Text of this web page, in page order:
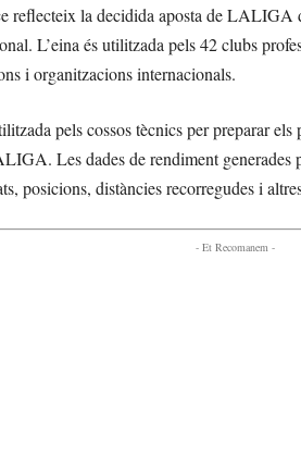
reflecteix la decidida aposta de LALIGA
L’eina és utilitzada pels 42 clubs
i organitzacions internacionals.
pels cossos tècnics per preparar
Les dades de rendiment generades
posicions, distàncies recorregudes i
- Et Recomanem -